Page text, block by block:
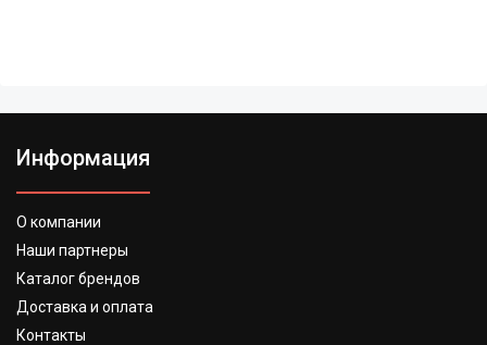
Информация
О компании
Наши партнеры
Каталог брендов
Доставка и оплата
Контакты